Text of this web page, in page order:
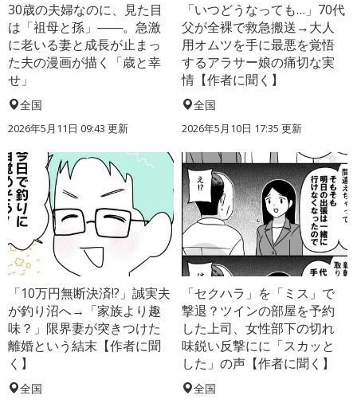
30歳の夫婦なのに、見た目
は「祖母と孫」――。急激
に老いる妻と成長が止まっ
た夫の漫画が描く「歳と幸
せ」
全国
2026年5月11日 09:43 更新
「いつどうなっても…」70代
父が全裸で救急搬送→大人
用オムツを手に最悪を覚悟
するアラサー娘の痛切な実
情【作者に聞く】
全国
2026年5月10日 17:35 更新
「10万円無断決済!?」誠実夫
が釣り沼へ→「家族より趣
味？」限界妻が突きつけた
離婚という結末【作者に聞
く】
全国
「セクハラ」を「ミス」で
撃退？ツインの部屋を予約
した上司、女性部下の切れ
味鋭い反撃にに「スカッと
した」の声【作者に聞く】
全国